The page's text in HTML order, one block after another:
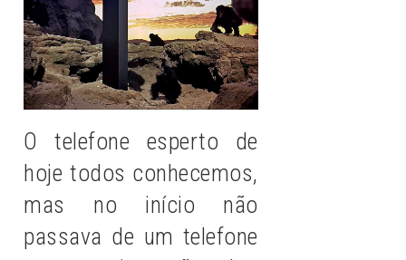
O telefone esperto de
hoje todos conhecemos,
mas no início não
passava de um telefone